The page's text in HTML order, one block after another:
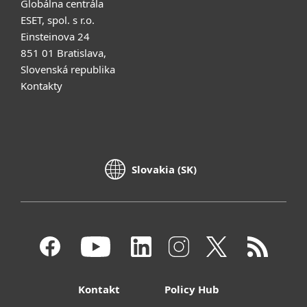
Globálna centrála
ESET, spol. s r.o.
Einsteinova 24
851 01 Bratislava,
Slovenská republika
Kontakty
Slovakia (SK)
Kontakt
Policy Hub